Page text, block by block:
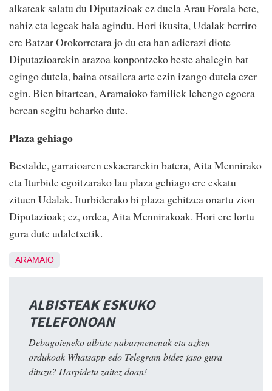
alkateak salatu du Diputazioak ez duela Arau Forala bete,
nahiz eta legeak hala agindu. Hori ikusita, Udalak berriro
ere Batzar Orokorretara jo du eta han adierazi diote
Diputazioarekin arazoa konpontzeko beste ahalegin bat
egingo dutela, baina otsailera arte ezin izango dutela ezer
egin. Bien bitartean, Aramaioko familiek lehengo egoera
berean segitu beharko dute.
Plaza gehiago
Bestalde, garraioaren eskaerarekin batera, Aita Mennirako
eta Iturbide egoitzarako lau plaza gehiago ere eskatu
zituen Udalak. Iturbiderako bi plaza gehitzea onartu zion
Diputazioak; ez, ordea, Aita Mennirakoak. Hori ere lortu
gura dute udaletxetik.
ARAMAIO
ALBISTEAK ESKUKO
TELEFONOAN
Debagoieneko albiste nabarmenenak eta azken
ordukoak Whatsapp edo Telegram bidez jaso gura
dituzu? Harpidetu zaitez doan!